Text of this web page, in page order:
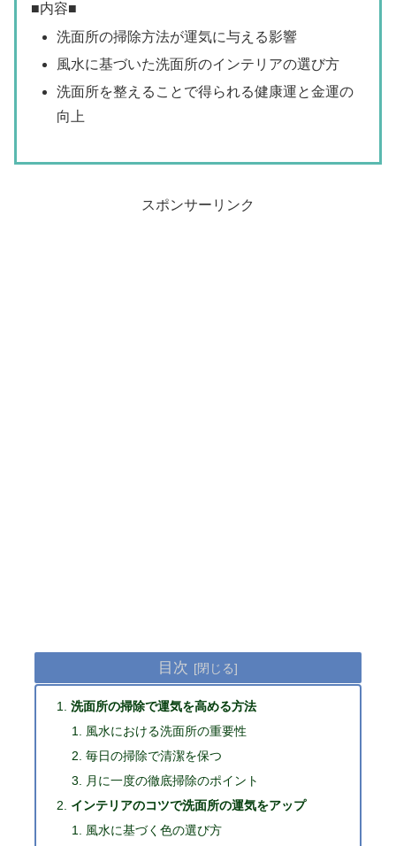
■内容■
洗面所の掃除方法が運気に与える影響
風水に基づいた洗面所のインテリアの選び方
洗面所を整えることで得られる健康運と金運の
向上
スポンサーリンク
目次
洗面所の掃除で運気を高める方法
風水における洗面所の重要性
毎日の掃除で清潔を保つ
月に一度の徹底掃除のポイント
インテリアのコツで洗面所の運気をアップ
風水に基づく色の選び方